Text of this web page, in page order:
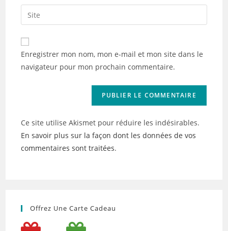
comment
email
address
comment
Saisir
l’URL
de
votre
(facultatif)
Enregistrer mon nom, mon e-mail et mon site dans le
navigateur pour mon prochain commentaire.
Ce site utilise Akismet pour réduire les indésirables.
En savoir plus sur la façon dont les données de vos
commentaires sont traitées.
Offrez Une Carte Cadeau